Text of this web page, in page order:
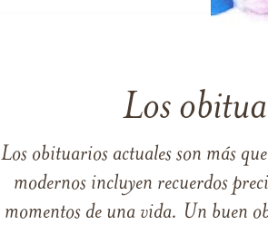
Los
Los obituarios actuales son más
modernos incluyen recuerdos
momentos de una vida. Un buen